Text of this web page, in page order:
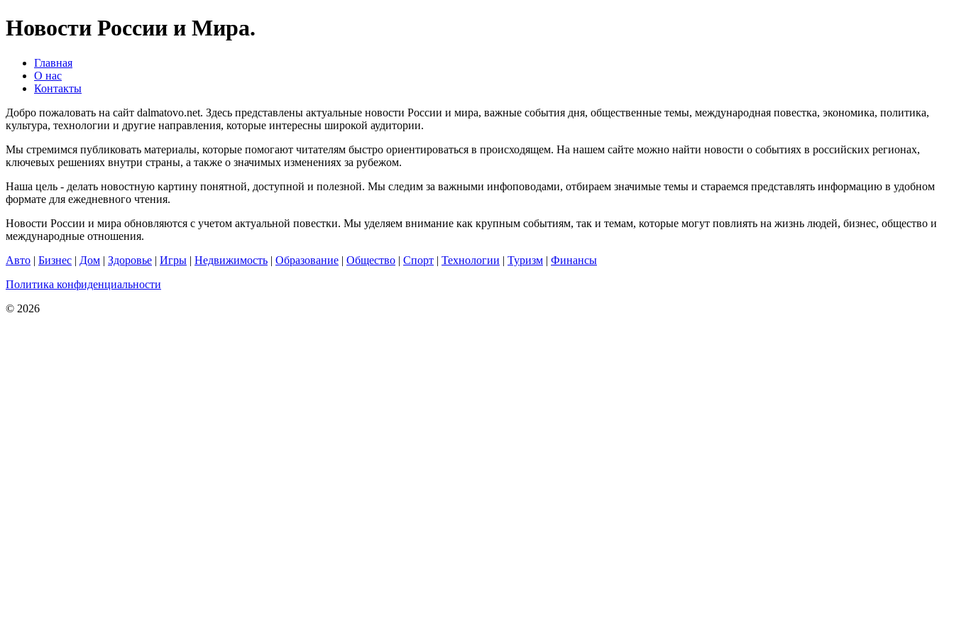
Новости России и Мира.
Главная
О нас
Контакты
Добро пожаловать на сайт dalmatovo.net. Здесь представлены актуальные новости России и мира, важные события дня, общественные темы, международная повестка, экономика, политика,
культура, технологии и другие направления, которые интересны широкой аудитории.
Мы стремимся публиковать материалы, которые помогают читателям быстро ориентироваться в происходящем. На нашем сайте можно найти новости о событиях в российских регионах,
ключевых решениях внутри страны, а также о значимых изменениях за рубежом.
Наша цель - делать новостную картину понятной, доступной и полезной. Мы следим за важными инфоповодами, отбираем значимые темы и стараемся представлять информацию в удобном
формате для ежедневного чтения.
Новости России и мира обновляются с учетом актуальной повестки. Мы уделяем внимание как крупным событиям, так и темам, которые могут повлиять на жизнь людей, бизнес, общество и
международные отношения.
Авто | Бизнес | Дом | Здоровье | Игры | Недвижимость | Образование | Общество | Спорт | Технологии | Туризм | Финансы
Политика конфиденциальности
© 2026